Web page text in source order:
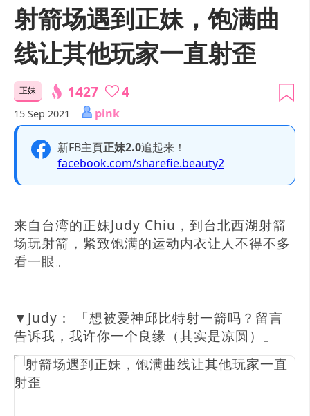
射箭场遇到正妹，饱满曲
线让其他玩家一直射歪
正妹 1427 4
15 Sep 2021 pink
新FB主頁正妹2.0追起来！
facebook.com/sharefie.beauty2
来自台湾的正妹Judy Chiu，到台北西湖射箭
场玩射箭，紧致饱满的运动内衣让人不得不多
看一眼。
▼Judy： 「想被爱神邱比特射一箭吗？留言
告诉我，我许你一个良缘（其实是凉圆）」